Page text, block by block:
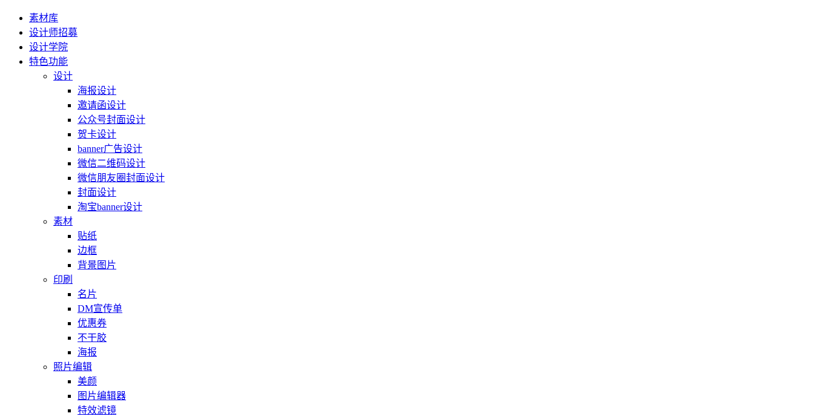
素材库
设计师招募
设计学院
特色功能
设计
海报设计
邀请函设计
公众号封面设计
贺卡设计
banner广告设计
微信二维码设计
微信朋友圈封面设计
封面设计
淘宝banner设计
素材
贴纸
边框
背景图片
印刷
名片
DM宣传单
优惠券
不干胶
海报
照片编辑
美颜
图片编辑器
特效滤镜